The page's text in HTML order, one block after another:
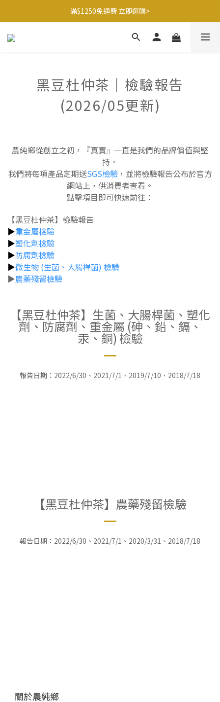
滿$1250免運費 立即選購>
滿$1250免運費 立即選購>
父親節送健康 禮盒$1080起 >
滿$1250免運費 立即選購>
黑豆杜仲茶｜檢驗報告
(2026/05更新)
農純鄉從創立之初，『真實』一直是我們的品牌價值與堅
持。
我們將每項產品定期送SGS檢驗，並將檢驗報告公布於官方
網站上，供消費者查看。
點擊項目即可快速前往：
【黑豆杜仲茶】檢驗報告
▶重金屬檢驗
▶塑化劑檢驗
▶防腐劑檢驗
▶微生物 (生菌、大腸桿菌) 檢驗
▶農藥殘留檢驗
【黑豆杜仲茶】生菌、大腸桿菌、塑化
劑、防腐劑、重金屬 (砷、鉛、鎘、
汞、銅) 檢驗
報告日期：2022/6/30、2021/7/1、2019/7/10、2018/7/18
【黑豆杜仲茶】農藥殘留檢驗
報告日期：2022/6/30、2021/7/1、2020/3/31、2018/7/18
關於農純鄉